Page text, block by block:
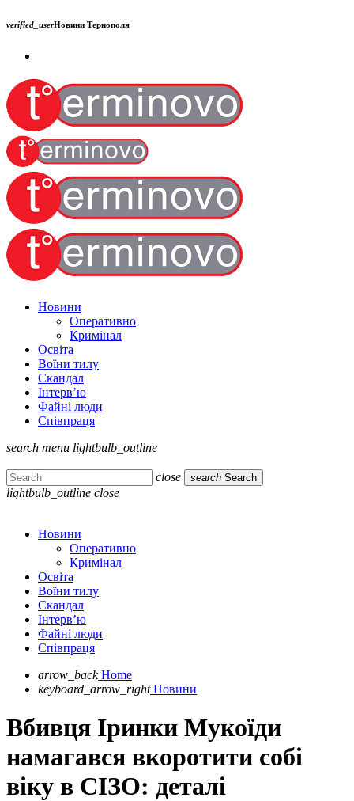
verified_userНовини Тернополя
Новини
Оперативно
Кримінал
Освіта
Воїни тилу
Скандал
Інтерв’ю
Файні люди
Співпраця
search menu lightbulb_outline
close search Search
lightbulb_outline close
Новини
Оперативно
Кримінал
Освіта
Воїни тилу
Скандал
Інтерв’ю
Файні люди
Співпраця
arrow_back Home
keyboard_arrow_right Новини
Вбивця Іринки Мукоїди
намагався вкоротити собі
віку в СІЗО: деталі